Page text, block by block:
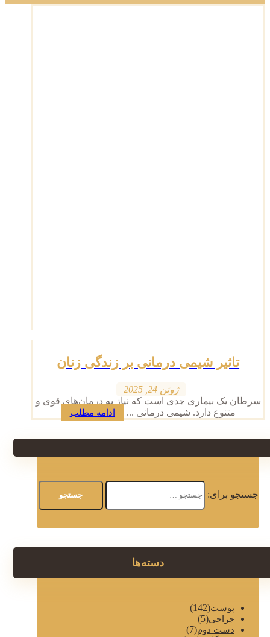
تاثیر شیمی درمانی بر زندگی زنان
ژوئن 24, 2025
سرطان یک بیماری جدی است که نیاز به درمان‌های قوی و
متنوع دارد. شیمی درمانی ...
ادامه مطلب
جستجو برای:
دسته‌ها
پوست(142)
جراحی(5)
دست دوم(7)